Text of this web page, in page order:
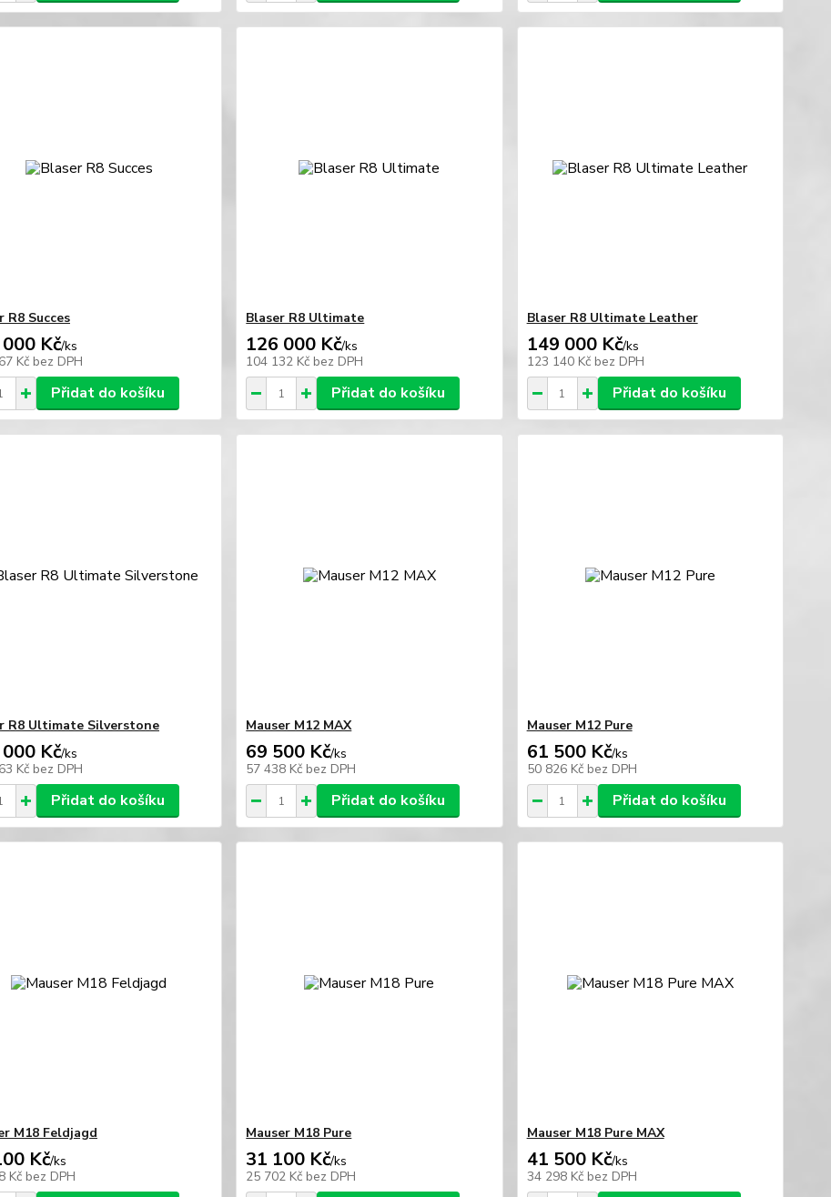
R8 Succes
Kč/ks
Kč bez DPH
Přidat do košíku
Blaser R8 Ultimate
126 000 Kč/ks
104 132 Kč bez DPH
Přidat do košíku
Blaser R8 Ultimate Leather
149 000 Kč/ks
123 140 Kč bez DPH
Přidat do košíku
R8 Ultimate Silverstone
Kč/ks
Kč bez DPH
Přidat do košíku
Mauser M12 MAX
69 500 Kč/ks
57 438 Kč bez DPH
Přidat do košíku
Mauser M12 Pure
61 500 Kč/ks
50 826 Kč bez DPH
Přidat do košíku
M18 Feldjagd
Kč/ks
Kč bez DPH
Mauser M18 Pure
31 100 Kč/ks
25 702 Kč bez DPH
Mauser M18 Pure MAX
41 500 Kč/ks
34 298 Kč bez DPH